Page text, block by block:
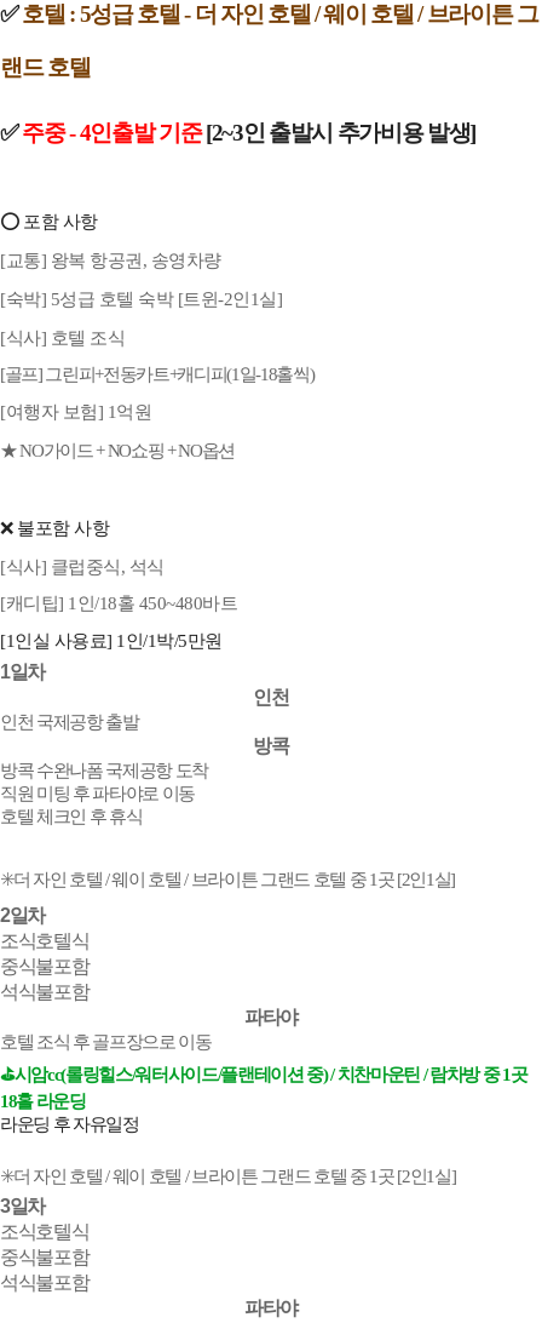
✅️호텔 : 5성급 호텔 - 더 자인 호텔 / 웨이 호텔 / 브라이튼 그
랜드 호텔
✅️주중 -4인출발 기준[2~3인 출발시 추가비용 발생]
⭕ 포함 사항
[교통] 왕복 항공권, 송영차량
[숙박] 5성급 호텔 숙박 [트윈-2인1실]
[식사] 호텔 조식
[골프] 그린피+전동카트+캐디피(1일-18홀씩)
[여행자 보험] 1억원
★ NO가이드 + NO쇼핑 + NO옵션
❌ 불포함 사항
[식사] 클럽중식, 석식
[캐디팁] 1인/18홀 450~480바트
[1인실 사용료] 1인/1박/5만원
1일차
인천
인천 국제공항 출발
방콕
방콕 수완나폼 국제공항 도착
직원 미팅 후 파타야로 이동
호텔 체크인 후 휴식
✳️더 자인 호텔 / 웨이 호텔 / 브라이튼 그랜드 호텔 중 1곳 [2인1실]
2일차
조식호텔식
중식불포함
석식불포함
파타야
호텔 조식 후 골프장으로 이동
⛳️시암cc(롤링힐스/워터사이드/플랜테이션 중) / 치찬마운틴 / 람차방 중 1곳
18홀 라운딩
라운딩 후 자유일정
✳️더 자인 호텔 / 웨이 호텔 / 브라이튼 그랜드 호텔 중 1곳 [2인1실]
3일차
조식호텔식
중식불포함
석식불포함
파타야